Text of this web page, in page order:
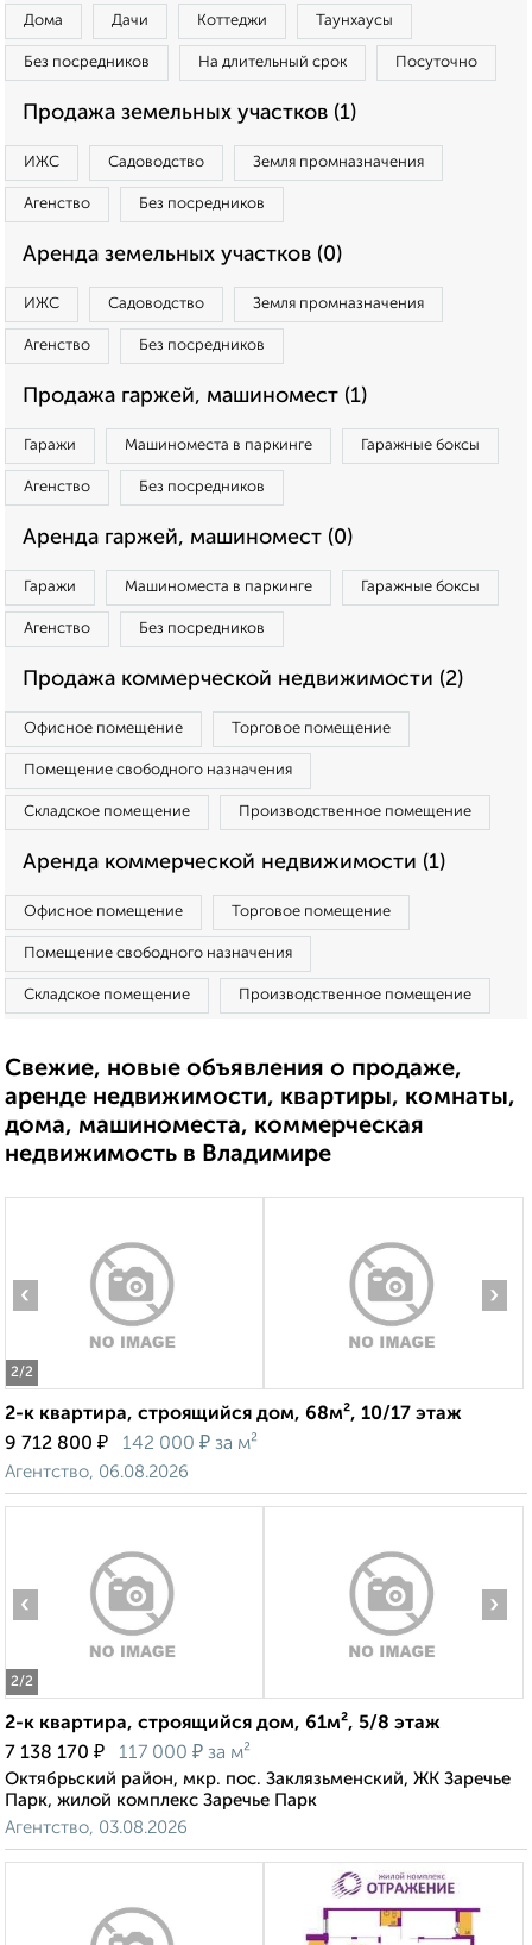
Дома Дачи Коттеджи Таунхаусы
Без посредников На длительный срок Посуточно
Продажа земельных участков (1)
ИЖС Садоводство Земля промназначения
Агенство Без посредников
Аренда земельных участков (0)
ИЖС Садоводство Земля промназначения
Агенство Без посредников
Продажа гаржей, машиномест (1)
Гаражи Машиноместа в паркинге Гаражные боксы
Агенство Без посредников
Аренда гаржей, машиномест (0)
Гаражи Машиноместа в паркинге Гаражные боксы
Агенство Без посредников
Продажа коммерческой недвижимости (2)
Офисное помещение Торговое помещение
Помещение свободного назначения
Складское помещение Производственное помещение
Аренда коммерческой недвижимости (1)
Офисное помещение Торговое помещение
Помещение свободного назначения
Складское помещение Производственное помещение
Свежие, новые объявления о продаже,
аренде недвижимости, квартиры, комнаты,
дома, машиноместа, коммерческая
недвижимость в Владимире
2/2
‹ ›
2-к квартира, строящийся дом, 68м², 10/17 этаж
9 712 800 ₽ 142 000 ₽ за м²
Агентство, 06.08.2026
2/2
‹ ›
2-к квартира, строящийся дом, 61м², 5/8 этаж
7 138 170 ₽ 117 000 ₽ за м²
Октябрьский район, мкр. пос. Заклязьменский, ЖК Заречье
Парк, жилой комплекс Заречье Парк
Агентство, 03.08.2026